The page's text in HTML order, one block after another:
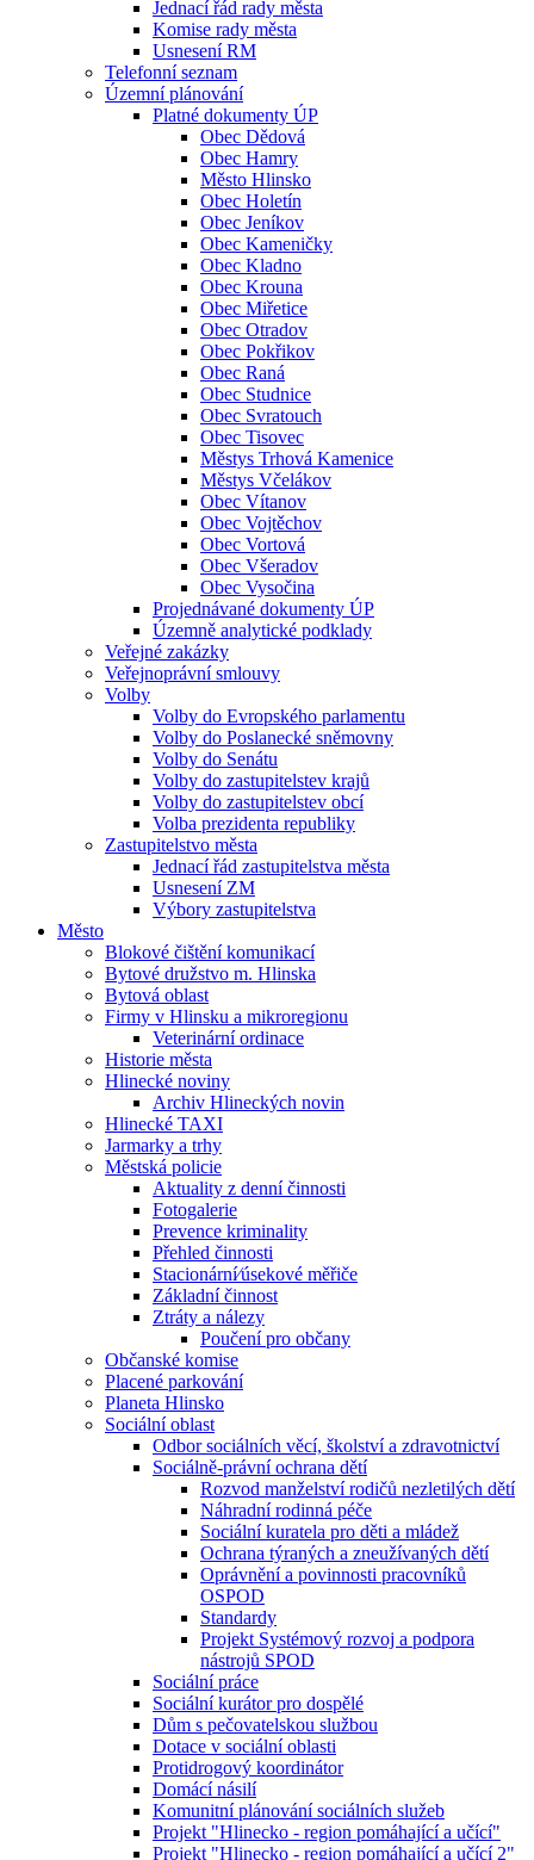
Jednací řád rady města
Komise rady města
Usnesení RM
Telefonní seznam
Územní plánování
Platné dokumenty ÚP
Obec Dědová
Obec Hamry
Město Hlinsko
Obec Holetín
Obec Jeníkov
Obec Kameničky
Obec Kladno
Obec Krouna
Obec Miřetice
Obec Otradov
Obec Pokřikov
Obec Raná
Obec Studnice
Obec Svratouch
Obec Tisovec
Městys Trhová Kamenice
Městys Včelákov
Obec Vítanov
Obec Vojtěchov
Obec Vortová
Obec Všeradov
Obec Vysočina
Projednávané dokumenty ÚP
Územně analytické podklady
Veřejné zakázky
Veřejnoprávní smlouvy
Volby
Volby do Evropského parlamentu
Volby do Poslanecké sněmovny
Volby do Senátu
Volby do zastupitelstev krajů
Volby do zastupitelstev obcí
Volba prezidenta republiky
Zastupitelstvo města
Jednací řád zastupitelstva města
Usnesení ZM
Výbory zastupitelstva
Město
Blokové čištění komunikací
Bytové družstvo m. Hlinska
Bytová oblast
Firmy v Hlinsku a mikroregionu
Veterinární ordinace
Historie města
Hlinecké noviny
Archiv Hlineckých novin
Hlinecké TAXI
Jarmarky a trhy
Městská policie
Aktuality z denní činnosti
Fotogalerie
Prevence kriminality
Přehled činnosti
Stacionární⁄úsekové měřiče
Základní činnost
Ztráty a nálezy
Poučení pro občany
Občanské komise
Placené parkování
Planeta Hlinsko
Sociální oblast
Odbor sociálních věcí, školství a zdravotnictví
Sociálně-právní ochrana dětí
Rozvod manželství rodičů nezletilých dětí
Náhradní rodinná péče
Sociální kuratela pro děti a mládež
Ochrana týraných a zneužívaných dětí
Oprávnění a povinnosti pracovníků
OSPOD
Standardy
Projekt Systémový rozvoj a podpora
nástrojů SPOD
Sociální práce
Sociální kurátor pro dospělé
Dům s pečovatelskou službou
Dotace v sociální oblasti
Protidrogový koordinátor
Domácí násilí
Komunitní plánování sociálních služeb
Projekt "Hlinecko - region pomáhající a učící"
Projekt "Hlinecko - region pomáhající a učící 2"